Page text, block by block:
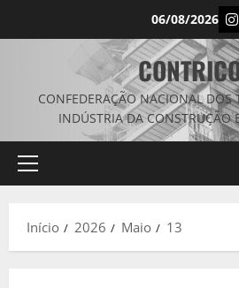
06/08/2026
CONFEDERAÇÃO NACIONAL DOS
INDÚSTRIA DA CONSTRUÇÃO
Menu
Início 2026 Maio 13